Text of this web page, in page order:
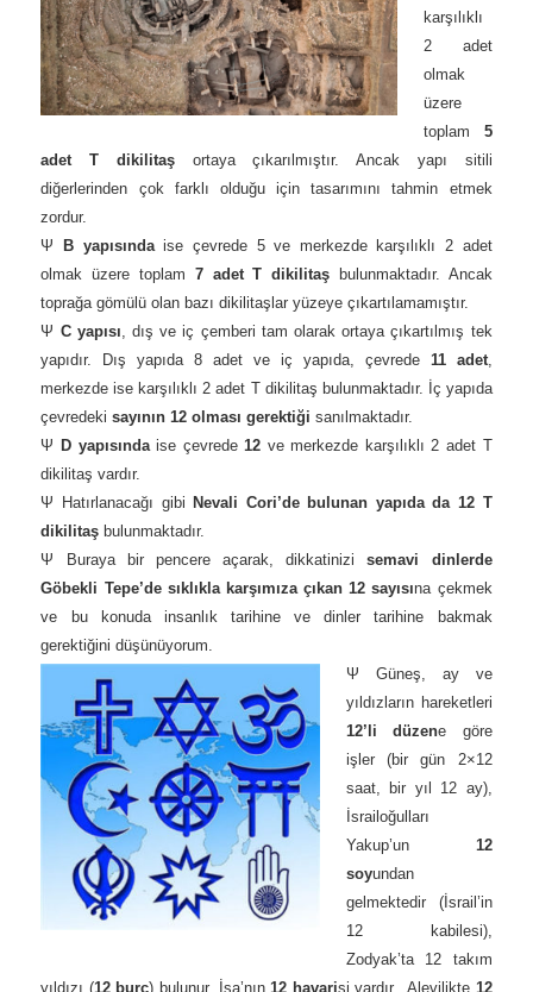
karşılıklı
2 adet
olmak
üzere
toplam 5
adet T dikilitaşortaya çıkarılmıştır. Ancak yapı sitili
diğerlerinden çok farklı olduğu için tasarımını tahmin etmek
zordur.
Ψ B yapısındaise çevrede 5 ve merkezde karşılıklı 2 adet
olmak üzere toplam 7 adet T dikilitaş bulunmaktadır. Ancak
toprağa gömülü olan bazı dikilitaşlar yüzeye çıkartılamamıştır.
Ψ C yapısı, dış ve iç çemberi tam olarak ortaya çıkartılmış tek
yapıdır. Dış yapıda 8 adet ve iç yapıda, çevrede 11 adet,
merkezde ise karşılıklı 2 adet T dikilitaş bulunmaktadır. İç yapıda
çevredekisayının 12 olması gerektiği sanılmaktadır.
Ψ D yapısındaise çevrede12 ve merkezde karşılıklı 2 adet T
dikilitaş vardır.
Ψ Hatırlanacağı gibi Nevali Cori’de bulunan yapıda da 12 T
dikilitaş bulunmaktadır.
Ψ Buraya bir pencere açarak, dikkatinizisemavi dinlerde
Göbekli Tepe’de sıklıkla karşımıza çıkan 12 sayısına çekmek
ve bu konuda insanlık tarihine ve dinler tarihine bakmak
gerektiğini düşünüyorum.
Ψ Güneş, ay ve
yıldızların hareketleri
12’li düzene göre
işler (bir gün 2×12
saat, bir yıl 12 ay),
İsrailoğulları
Yakup’un 12
soyundan
gelmektedir (İsrail’in
12 kabilesi),
Zodyak’ta 12 takım
yıldızı (12 burç) bulunur, İsa’nın 12 havarisi vardır, Alevilikte 12